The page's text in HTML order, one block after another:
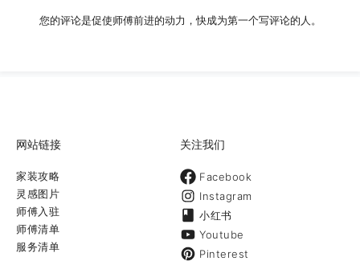
您的评论是促使师傅前进的动力，快成为第一个写评论的人。
网站链接
家装攻略
灵感图片
师傅入驻
师傅清单
服务清单
关注我们
Facebook
Instagram
小红书
Youtube
Pinterest